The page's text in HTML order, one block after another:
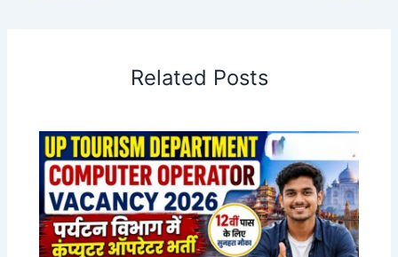
Related Posts